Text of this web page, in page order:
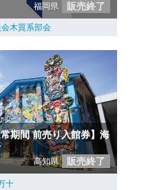
福岡県 販売終了
木質系部会
期間 前売り入館券】海
高知県 販売終了
十